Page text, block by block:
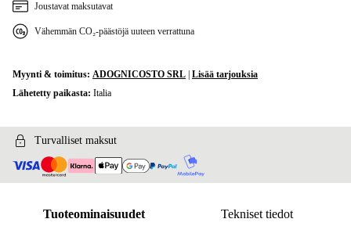
Joustavat maksutavat
Vähemmän CO₂-päästöjä uuteen verrattuna
Myynti & toimitus: ADOGNICOSTO SRL Lisää tarjouksia
Lähetetty paikasta: Italia
Turvalliset maksut
Tuoteominaisuudet Tekniset tiedot